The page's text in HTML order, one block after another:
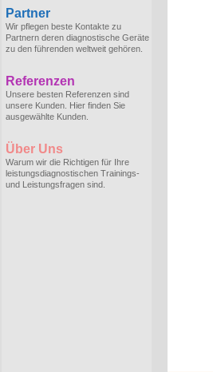
Partner
Wir pflegen beste Kontakte zu
Partnern deren diagnostische Geräte
zu den führenden weltweit gehören.
Referenzen
Unsere besten Referenzen sind
unsere Kunden. Hier finden Sie
ausgewählte Kunden.
Über Uns
Warum wir die Richtigen für Ihre
leistungsdiagnostischen Trainings-
und Leistungsfragen sind.